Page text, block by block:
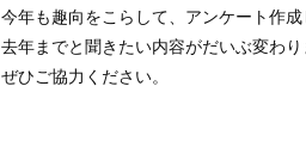
今年も趣向をこらして、アンケート作成
去年までと聞きたい内容がだいぶ変わり
ぜひご協力ください。